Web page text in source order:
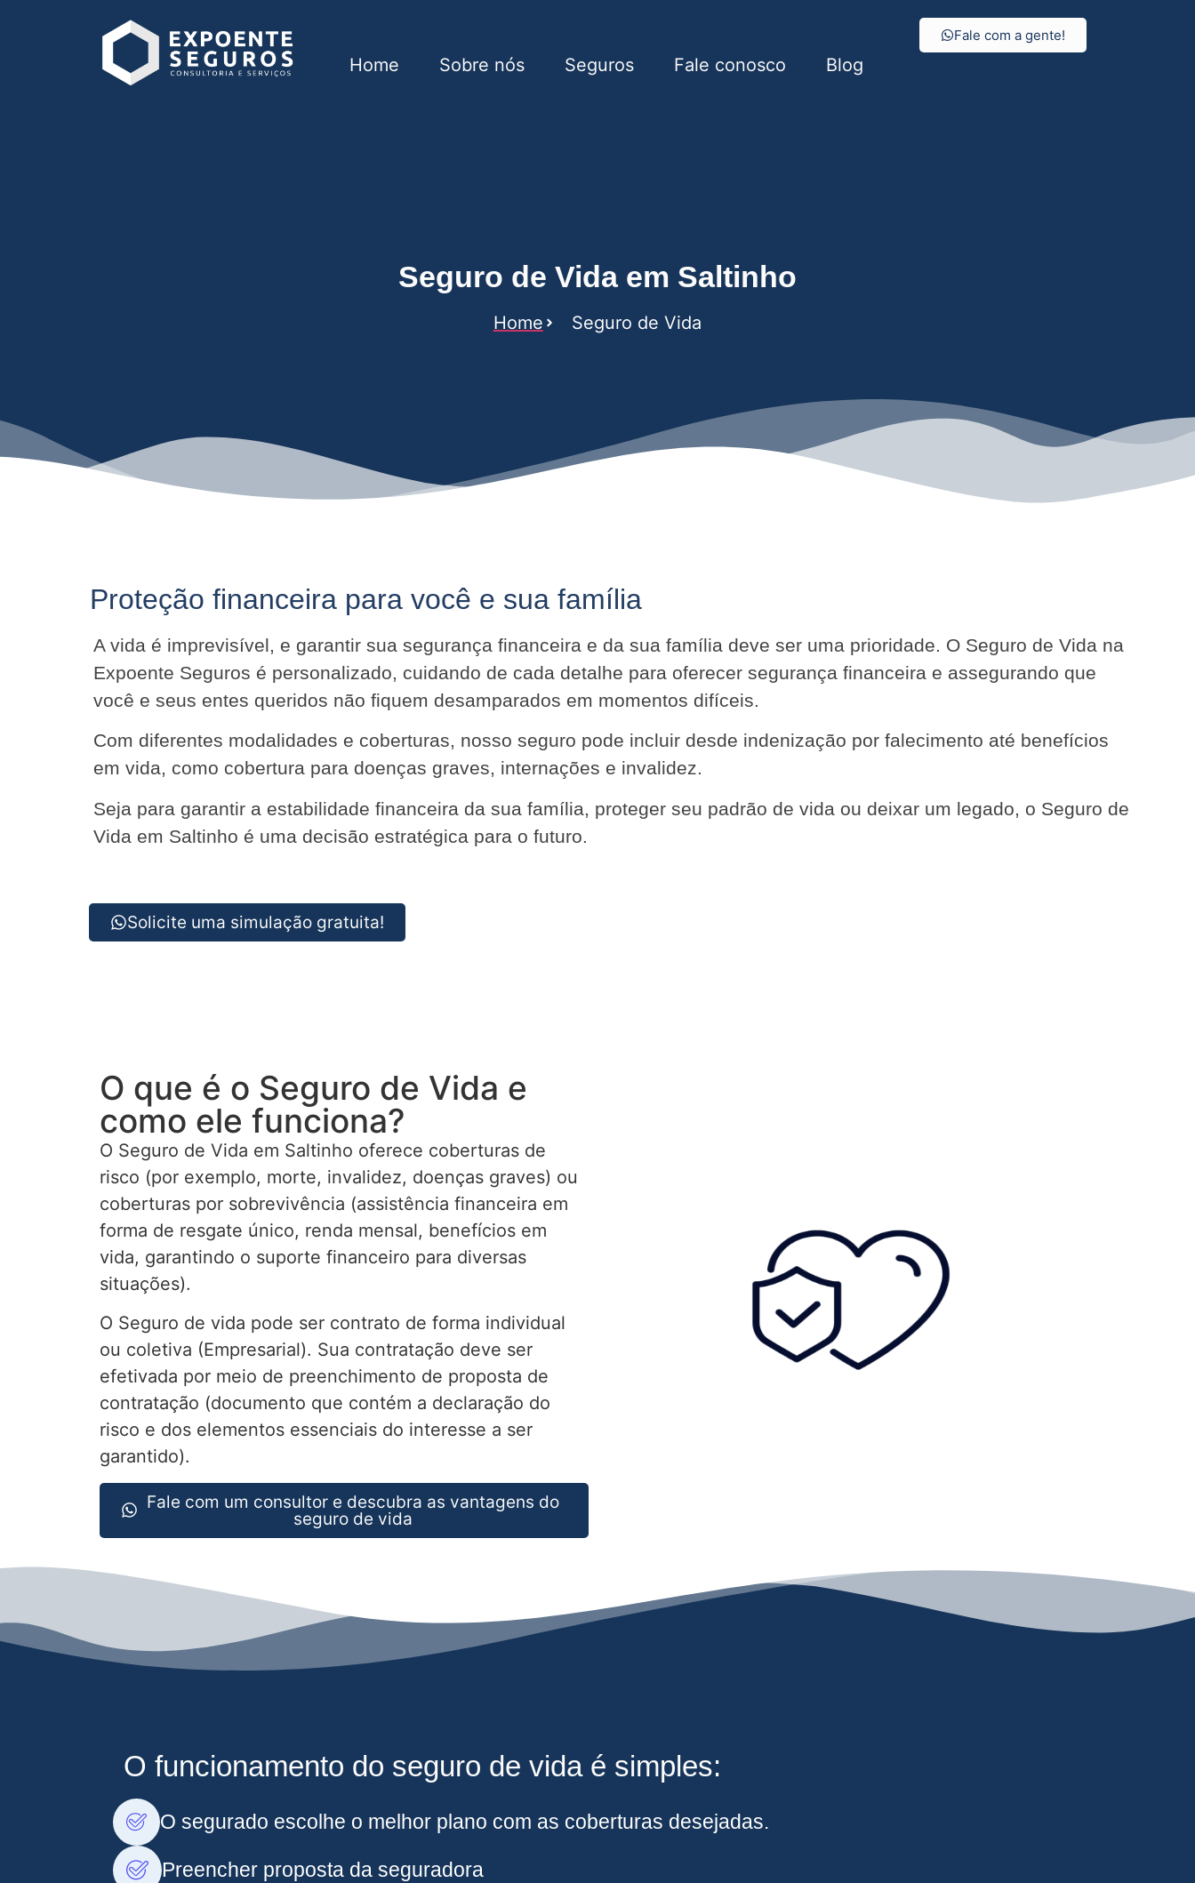
Home Sobre nós Seguros Fale conosco Blog
Fale com a gente!
Seguro de Vida em Saltinho
Home Seguro de Vida
Proteção financeira para você e sua família
A vida é imprevisível, e garantir sua segurança financeira e da sua família deve ser uma prioridade. O Seguro de Vida na
Expoente Seguros é personalizado, cuidando de cada detalhe para oferecer segurança financeira e assegurando que
você e seus entes queridos não fiquem desamparados em momentos difíceis.
Com diferentes modalidades e coberturas, nosso seguro pode incluir desde indenização por falecimento até benefícios
em vida, como cobertura para doenças graves, internações e invalidez.
Seja para garantir a estabilidade financeira da sua família, proteger seu padrão de vida ou deixar um legado, o Seguro de
Vida em Saltinho é uma decisão estratégica para o futuro.
Solicite uma simulação gratuita!
O que é o Seguro de Vida e
como ele funciona?
O Seguro de Vida em Saltinho oferece coberturas de
risco (por exemplo, morte, invalidez, doenças graves) ou
coberturas por sobrevivência (assistência financeira em
forma de resgate único, renda mensal, benefícios em
vida, garantindo o suporte financeiro para diversas
situações).
O Seguro de vida pode ser contrato de forma individual
ou coletiva (Empresarial). Sua contratação deve ser
efetivada por meio de preenchimento de proposta de
contratação (documento que contém a declaração do
risco e dos elementos essenciais do interesse a ser
garantido).
Fale com um consultor e descubra as vantagens do
seguro de vida
O funcionamento do seguro de vida é simples:
O segurado escolhe o melhor plano com as coberturas desejadas.
Preencher proposta da seguradora